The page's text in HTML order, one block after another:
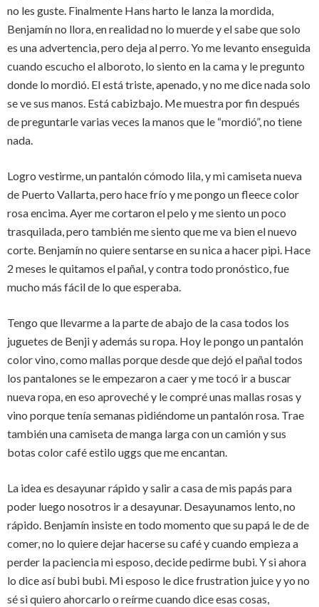
no les guste. Finalmente Hans harto le lanza la mordida,
Benjamín no llora, en realidad no lo muerde y el sabe que solo
es una advertencia, pero deja al perro. Yo me levanto enseguida
cuando escucho el alboroto, lo siento en la cama y le pregunto
donde lo mordió. El está triste, apenado, y no me dice nada solo
se ve sus manos. Está cabizbajo. Me muestra por fin después
de preguntarle varias veces la manos que le “mordió”, no tiene
nada.
Logro vestirme, un pantalón cómodo lila, y mi camiseta nueva
de Puerto Vallarta, pero hace frío y me pongo un fleece color
rosa encima. Ayer me cortaron el pelo y me siento un poco
trasquilada, pero también me siento que me va bien el nuevo
corte. Benjamín no quiere sentarse en su nica a hacer pipi. Hace
2 meses le quitamos el pañal, y contra todo pronóstico, fue
mucho más fácil de lo que esperaba.
Tengo que llevarme a la parte de abajo de la casa todos los
juguetes de Benji y además su ropa. Hoy le pongo un pantalón
color vino, como mallas porque desde que dejó el pañal todos
los pantalones se le empezaron a caer y me tocó ir a buscar
nueva ropa, en eso aproveché y le compré unas mallas rosas y
vino porque tenía semanas pidiéndome un pantalón rosa. Trae
también una camiseta de manga larga con un camión y sus
botas color café estilo uggs que me encantan.
La idea es desayunar rápido y salir a casa de mis papás para
poder luego nosotros ir a desayunar. Desayunamos lento, no
rápido. Benjamín insiste en todo momento que su papá le de de
comer, no lo quiere dejar hacerse su café y cuando empieza a
perder la paciencia mi esposo, decide pedirme bubi. Y si ahora
lo dice así bubi bubi. Mi esposo le dice frustration juice y yo no
sé si quiero ahorcarlo o reírme cuando dice esas cosas,